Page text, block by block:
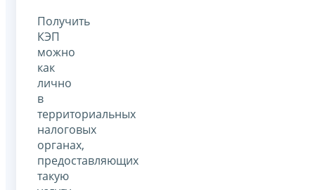
Получить
КЭП
можно
как
лично
в
территориальных
налоговых
органах,
предоставляющих
такую